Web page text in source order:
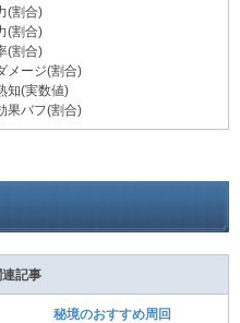
(割合)
(割合)
(割合)
メージ(割合)
知(実数値)
果バフ(割合)
記事
秘境のおすすめ周回